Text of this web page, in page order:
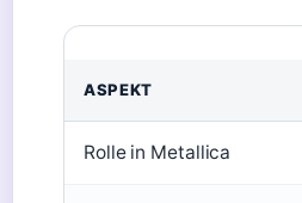
ASPEKT
Rolle in Metallica